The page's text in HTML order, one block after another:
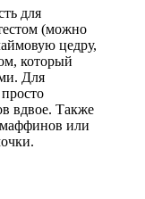
для
(можно
цедру,
который
Для
вдвое. Также
или